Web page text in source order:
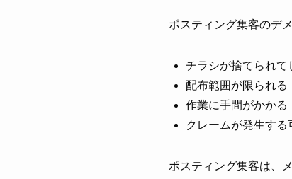
ポスティング集客のデ
チラシが捨てられて
配布範囲が限られる
作業に手間がかかる
クレームが発生する
ポスティング集客は、